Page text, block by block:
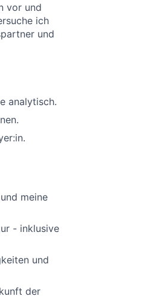
vor und
ich
und
analytisch.
meine
- inklusive
und
der